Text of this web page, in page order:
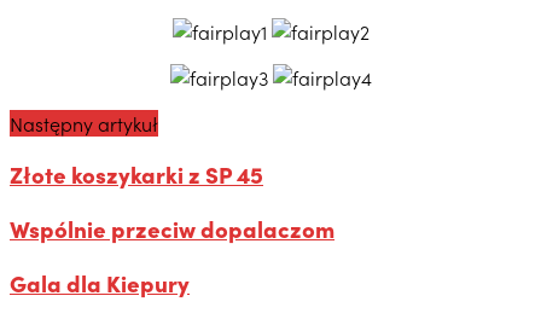
Następny artykuł
Złote koszykarki z SP 45
Wspólnie przeciw dopalaczom
Gala dla Kiepury